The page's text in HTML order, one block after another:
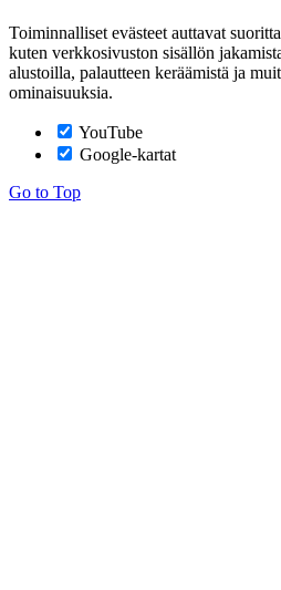
Toiminnalliset evästeet auttavat
kuten verkkosivuston sisällön
alustoilla, palautteen keräämistä ja
ominaisuuksia.
YouTube
Google-kartat
Go to Top